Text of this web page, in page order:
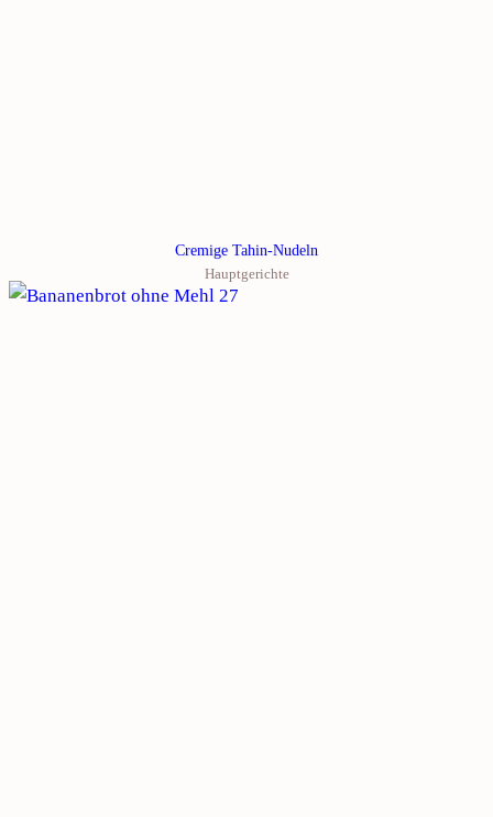
Cremige Tahin-Nudeln
Hauptgerichte